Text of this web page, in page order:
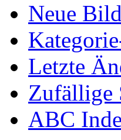
Neue
Letzte
Zufällige
ABC